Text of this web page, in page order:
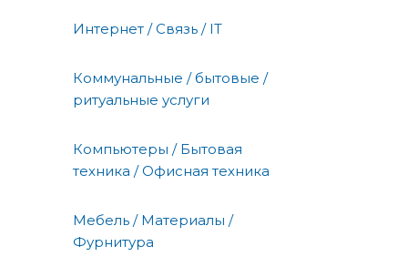
Интернет / Связь / IT
Коммунальные / бытовые /
ритуальные услуги
Компьютеры / Бытовая
техника / Офисная техника
Мебель / Материалы /
Фурнитура